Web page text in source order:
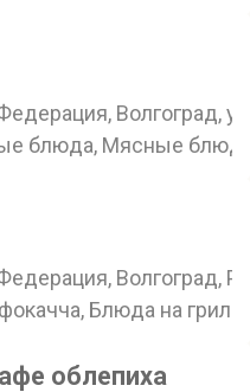
Волгоград,
блюда, Мясные
Волгоград,
Блюда на гриле,
облепиха